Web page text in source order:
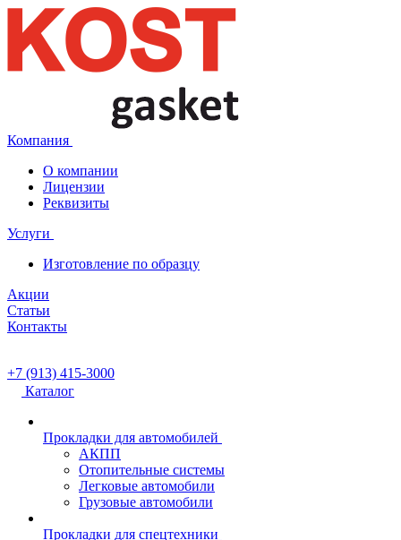
Компания
О компании
Лицензии
Реквизиты
Услуги
Изготовление по образцу
Акции
Статьи
Контакты
+7 (913) 415-3000
Каталог
Прокладки для автомобилей
АКПП
Отопительные системы
Легковые автомобили
Грузовые автомобили
Прокладки для спецтехники